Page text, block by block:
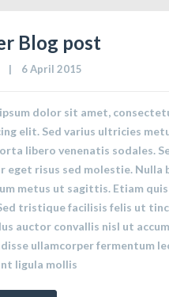
Blog post
    |    6 April 2015
dolor sit amet,
elit. Sed varius ultricies
libero venenatis sodales.
eget risus sed molestie. Nulla
metus ut sagittis. Etiam
tristique facilisis felis ut
auctor convallis nisl ut
ullamcorper fermentum
ligula mollis